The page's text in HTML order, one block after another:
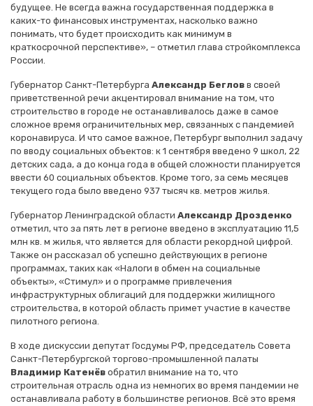
будущее. Не всегда важна государственная поддержка в
каких-то финансовых инструментах, насколько важно
понимать, что будет происходить как минимум в
краткосрочной перспективе», – отметил глава стройкомплекса
России.
Губернатор Санкт-Петербурга Александр Беглов в своей
приветственной речи акцентировал внимание на том, что
строительство в городе не останавливалось даже в самое
сложное время ограничительных мер, связанных с пандемией
коронавируса. И что самое важное, Петербург выполнил задачу
по вводу социальных объектов: к 1 сентября введено 9 школ, 22
детских сада, а до конца года в общей сложности планируется
ввести 60 социальных объектов. Кроме того, за семь месяцев
текущего года было введено 937 тысяч кв. метров жилья.
Губернатор Ленинградской области Александр Дрозденко
отметил, что за пять лет в регионе введено в эксплуатацию 11,5
млн кв. м жилья, что является для области рекордной цифрой.
Также он рассказал об успешно действующих в регионе
программах, таких как «Налоги в обмен на социальные
объекты», «Стимул» и о программе привлечения
инфраструктурных облигаций для поддержки жилищного
строительства, в которой область примет участие в качестве
пилотного региона.
В ходе дискуссии депутат Госдумы РФ, председатель Совета
Санкт-Петербургской торгово-промышленной палаты
Владимир Катенёв обратил внимание на то, что
строительная отрасль одна из немногих во время пандемии не
останавливала работу в большинстве регионов. Всё это время